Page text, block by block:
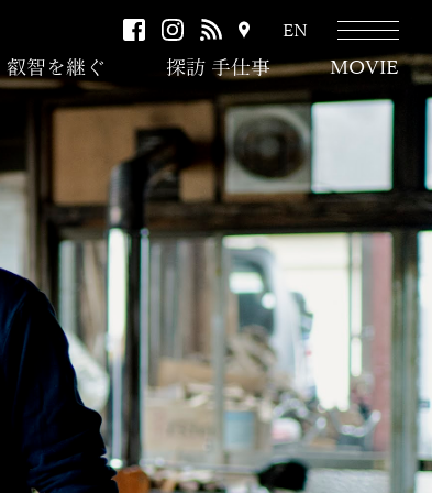
facebookinstagram
RSS
ク
セ
ス
EN
叡智を継ぐ 探訪 手仕事 MOVIE